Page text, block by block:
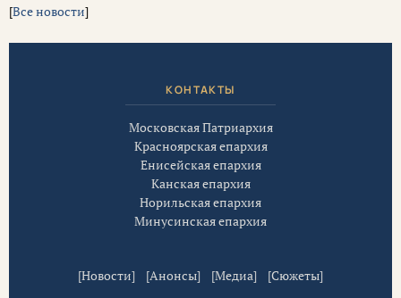
[Все новости]
КОНТАКТЫ
Московская Патриархия
Красноярская епархия
Енисейская епархия
Канская епархия
Норильская епархия
Минусинская епархия
[Новости] [Анонсы] [Медиа] [Сюжеты]